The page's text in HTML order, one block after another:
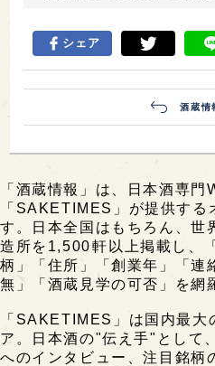
シェア
酒蔵情
「酒蔵情報」は、日本酒専門
「SAKETIMES」が提供す
す。日本全国はもちろん、世
造所を1,500軒以上掲載し、
柄」「住所」「創業年」「連
無」「酒蔵見学の可否」を網
「SAKETIMES」は国内最大
ア。日本酒の"伝え手"として
へのインタビュー、注目銘柄